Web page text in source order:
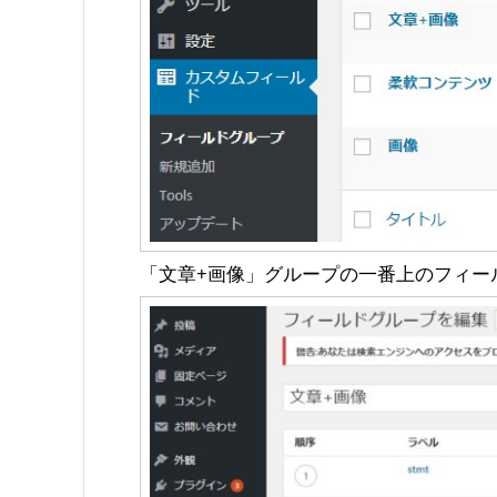
「文章+画像」グループの一番上のフィ